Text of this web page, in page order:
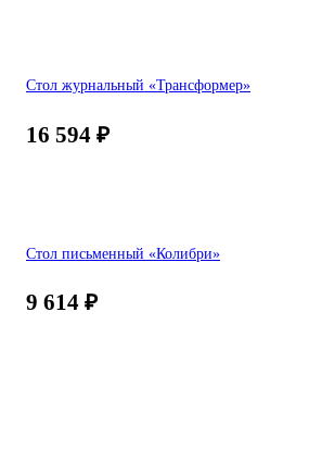
Стол журнальный «Трансформер»
16 594 ₽
Стол письменный «Колибри»
9 614 ₽